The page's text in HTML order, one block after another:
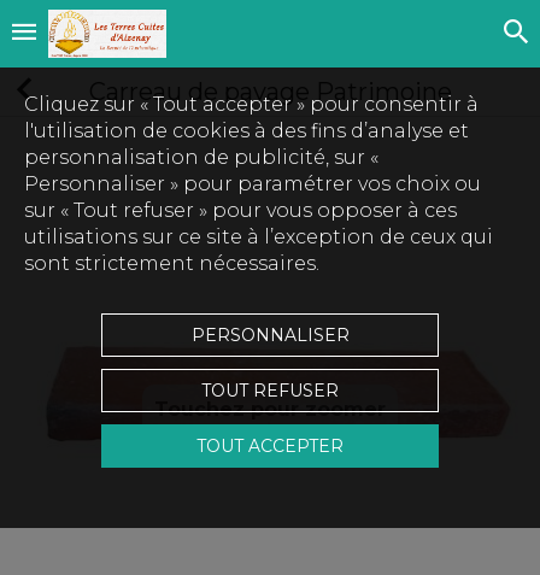
Carreau de pavage Patrimoine
Cliquez sur « Tout accepter » pour consentir à
l'utilisation de cookies à des fins d’analyse et
personnalisation de publicité, sur «
Personnaliser » pour paramétrer vos choix ou
sur « Tout refuser » pour vous opposer à ces
utilisations sur ce site à l’exception de ceux qui
sont strictement nécessaires.
PERSONNALISER
TOUT REFUSER
TOUT ACCEPTER